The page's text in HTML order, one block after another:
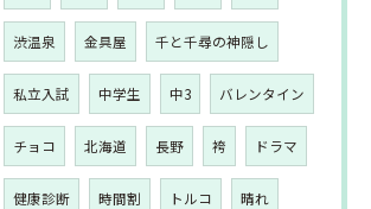
渋温泉 金具屋 千と千尋の神隠し
私立入試 中学生 中3 バレンタイン
チョコ 北海道 長野 袴 ドラマ
健康診断 時間割 トルコ 晴れ